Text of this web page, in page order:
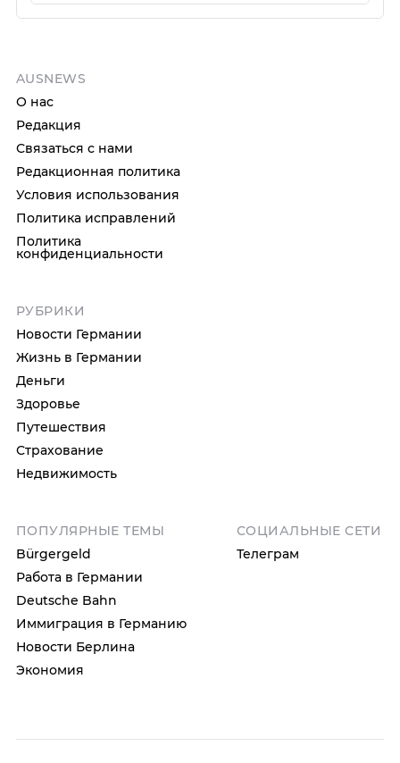
AUSNEWS
О нас
Редакция
Связаться с нами
Редакционная политика
Условия использования
Политика исправлений
Политика
конфиденциальности
РУБРИКИ
Новости Германии
Жизнь в Германии
Деньги
Здоровье
Путешествия
Страхование
Недвижимость
ПОПУЛЯРНЫЕ ТЕМЫ
Bürgergeld
Работа в Германии
Deutsche Bahn
Иммиграция в Германию
Новости Берлина
Экономия
СОЦИАЛЬНЫЕ СЕТИ
Телеграм